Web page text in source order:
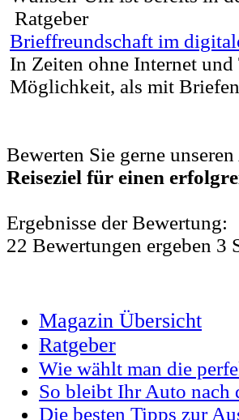
Ratgeber
Brieffreundschaft im
In Zeiten ohne Internet und
Möglichkeit, als mit
Bewerten Sie gerne
Reiseziel für einen
Ergebnisse der Bewertung:
22 Bewertungen ergeben 3
Magazin Übersicht
Ratgeber
Wie wählt man die
So bleibt Ihr Auto nach
Die besten Tipps zur